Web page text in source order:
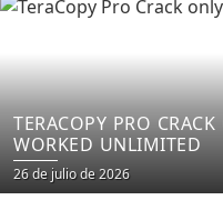
TERACOPY PRO
WORKED UNLIMITED
26 de julio de 2026